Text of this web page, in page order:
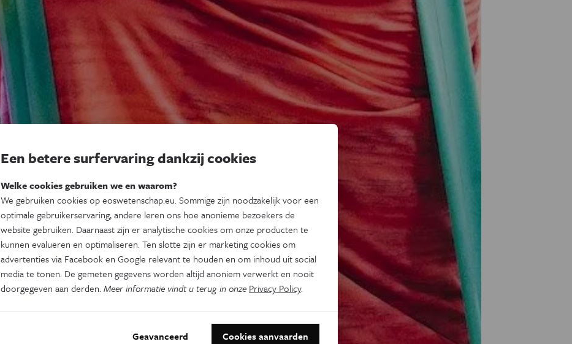
Een betere surfervaring dankzij cookies
Welke cookies gebruiken we en waarom?
We gebruiken cookies op eoswetenschap.eu. Sommige zijn noodzakelijk voor een
optimale gebruikerservaring, andere leren ons hoe anonieme bezoekers de
website gebruiken. Daarnaast zijn er analytische cookies om onze producten te
kunnen evalueren en optimaliseren. Ten slotte zijn er marketing cookies om
advertenties via Facebook en Google relevant te houden en om inhoud uit social
media te tonen. De gemeten gegevens worden altijd anoniem verwerkt en nooit
doorgegeven aan derden.Meer informatie vindt u terug in onze Privacy Policy.
Geavanceerd Cookies aanvaarden